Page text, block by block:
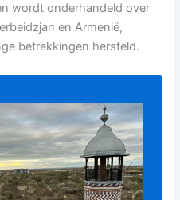
wordt onderhandeld over
en Armenië,
betrekkingen hersteld.